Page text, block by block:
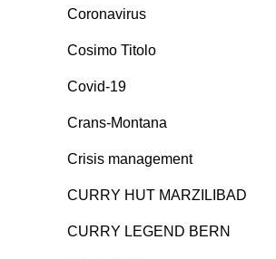
Coronavirus
Cosimo Titolo
Covid-19
Crans-Montana
Crisis management
CURRY HUT MARZILIBAD
CURRY LEGEND BERN